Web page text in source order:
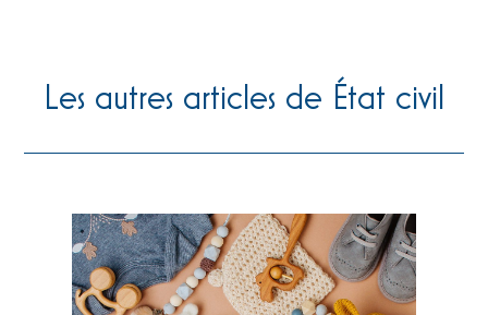
Les autres articles de État civil